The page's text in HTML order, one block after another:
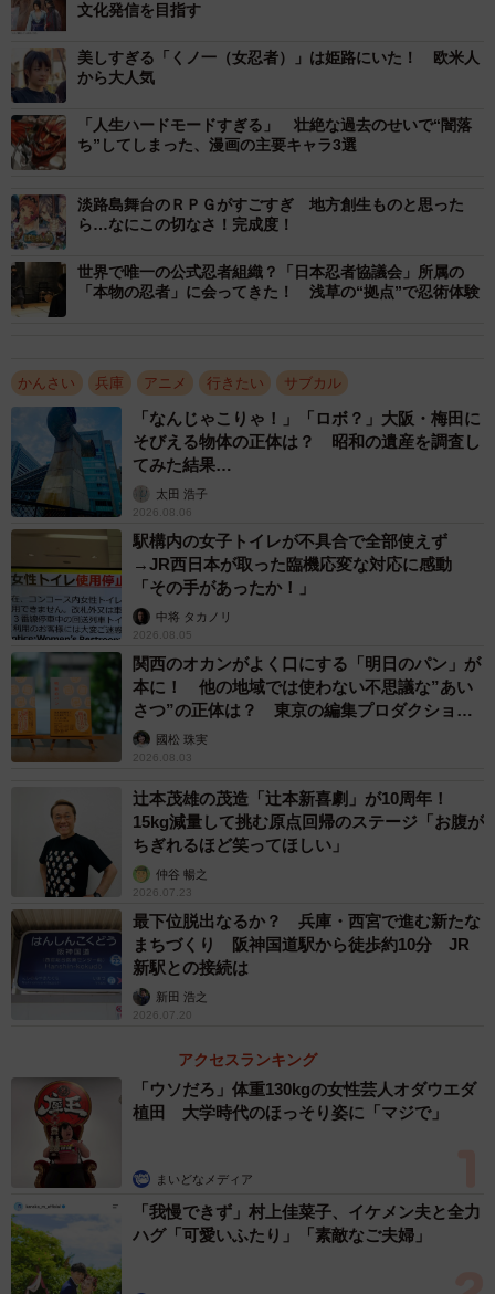
顔が彫り込まれた巨大な火影岩（ほかげいわ）に圧倒され
る。アトラクションは、「ＢＯＲＵＴＯ－ボルト－ＮＡＲ
ＵＴＯ ＮＥＸＴ ＧＥＮＥＲＡＴＩＯＮＳ」をテーマに
した「天の巻」と、「ＮＡＲＵＴＯ－ナルト－」をテーマ
にした「地の巻」に分かれている。「天の巻」は三階建て
コース」と、知力が求められる「うちはコース」それぞれ
で試練を乗り越え脱出を図る。「地の巻」は、７カ所のポ
イントで問いかけられる謎を解決しながら「チャクラのか
けら」を集めゴールを目指す。全ての試練をクリアする
おり、入場者を大いに喜ばせてくれそうだ。
文化発信を目指す
美しすぎる「くノ一（女忍者）」は姫路にいた！ 欧米人
から大人気
「人生ハードモードすぎる」 壮絶な過去のせいで“闇落
ち”してしまった、漫画の主要キャラ3選
淡路島舞台のＲＰＧがすごすぎ 地方創生ものと思った
ら…なにこの切なさ！完成度！
世界で唯一の公式忍者組織？「日本忍者協議会」所属の
「本物の忍者」に会ってきた！ 浅草の“拠点”で忍術体験
かんさい 兵庫 アニメ 行きたい サブカル
「なんじゃこりゃ！」「ロボ？」大阪・梅田に
そびえる物体の正体は？ 昭和の遺産を調査し
てみた結果…
太田 浩子
2026.08.06
駅構内の女子トイレが不具合で全部使えず
→JR西日本が取った臨機応変な対応に感動
「その手があったか！」
中将 タカノリ
2026.08.05
関西のオカンがよく口にする「明日のパン」が
本に！ 他の地域では使わない不思議な”あい
さつ”の正体は？ 東京の編集プロダクション
がひも解く
國松 珠実
2026.08.03
辻本茂雄の茂造「辻本新喜劇」が10周年！
15kg減量して挑む原点回帰のステージ「お腹が
ちぎれるほど笑ってほしい」
仲谷 暢之
2026.07.23
最下位脱出なるか？ 兵庫・西宮で進む新たな
まちづくり 阪神国道駅から徒歩約10分 JR
新駅との接続は
新田 浩之
2026.07.20
アクセスランキング
「ウソだろ」体重130kgの女性芸人オダウエダ
植田 大学時代のほっそり姿に「マジで」
まいどなメディア
「我慢できず」村上佳菜子、イケメン夫と全力
ハグ「可愛いふたり」「素敵なご夫婦」